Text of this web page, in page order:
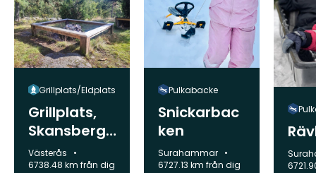
Grillplats/Eldplats
Grillplats,
Skansberge
t
Kommun:
Västerås
6738.48 km från dig
Pulkabacke
Snickarbac
ken
Kommun:
Surahammar
6727.13 km från dig